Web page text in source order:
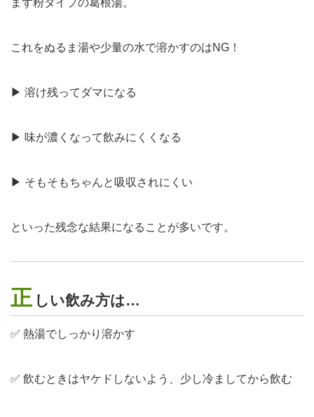
まず粉タイプの葛根湯。
これをぬるま湯や少量の水で溶かすのはNG！
▶ 溶け残ってダマになる
▶ 味が濃くなって飲みにくくなる
▶ そもそもちゃんと吸収されにくい
といった残念な結果になることが多いです。
正 しい飲み方は…
✅ 熱湯でしっかり溶かす
✅ 飲むときはヤケドしないよう、少し冷ましてから飲む